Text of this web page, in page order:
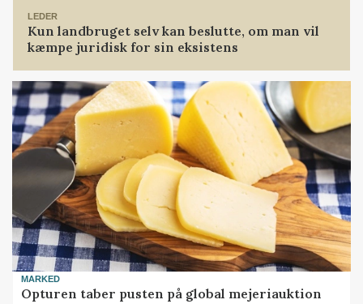
LEDER
Kun landbruget selv kan beslutte, om man vil
kæmpe juridisk for sin eksistens
MARKED
Opturen taber pusten på global mejeriauktion